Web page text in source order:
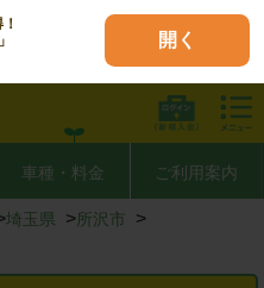
開く
車種・料金 ご利用案内
埼玉県 >所沢市 >